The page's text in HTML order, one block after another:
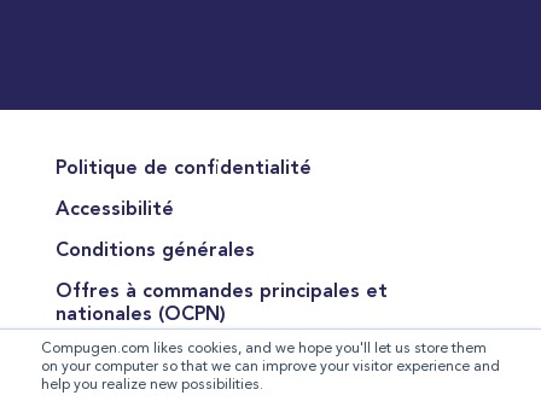
Compugen.com likes cookies, and we hope you'll let us store them
on your computer so that we can improve your visitor experience and
help you realize new possibilities.
Politique de confidentialité
Accessibilité
Conditions générales
Offres à commandes principales et
nationales (OCPN)
Conditions de vente des produits
Conditions pour la fourniture de services